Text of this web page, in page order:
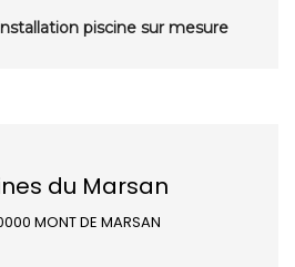
piscine sur mesure
du Marsan
MONT DE MARSAN